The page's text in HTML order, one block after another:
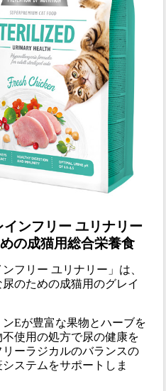
ンフリー ユリナリー
の成猫用総合栄養食
フリー ユリナリー」は、
のための成猫用のグレイ
Eが豊富な果物とハーブを
使用の処方で尿の健康を
ーラジカルのバランスの
ステムをサポートしま